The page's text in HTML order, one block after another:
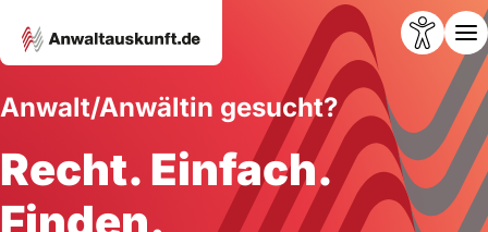
Anwalt/Anwältin gesucht?
Recht. Einfach.